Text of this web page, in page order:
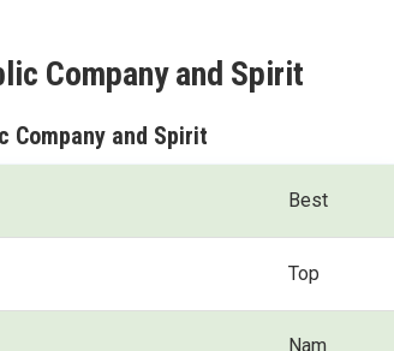
Company and Spirit
Company and Spirit
Best
Top
Nam